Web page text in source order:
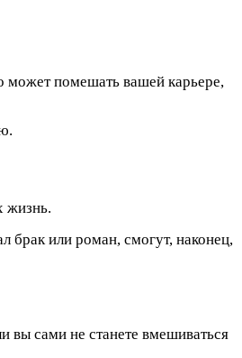
может помешать вашей карьере,
жизнь.
брак или роман, смогут, наконец,
вы сами не станете вмешиваться